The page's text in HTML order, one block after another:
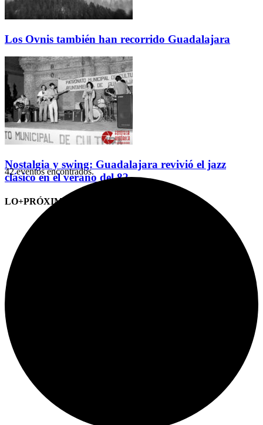
Los Ovnis también han recorrido Guadalajara
Nostalgia y swing: Guadalajara revivió el jazz
clásico en el verano del 82
LO+PRÓXIMO (CITAS)
42 eventos encontrados.